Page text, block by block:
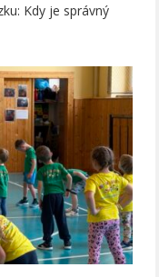
Kdy je správný